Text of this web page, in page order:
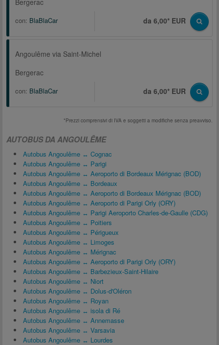
Bergerac
con: BlaBlaCar da 6,00* EUR
Angoulême via Saint-Michel
Bergerac
con: BlaBlaCar da 6,00* EUR
*Prezzi comprensivi di IVA e soggetti a modifiche senza preavviso.
AUTOBUS DA ANGOULÊME
Autobus Angoulême ↔ Cognac
Autobus Angoulême ↔ Parigi
Autobus Angoulême ↔ Aeroporto di Bordeaux Mérignac (BOD)
Autobus Angoulême ↔ Bordeaux
Autobus Angoulême ↔ Aeroporto di Bordeaux Mérignac (BOD)
Autobus Angoulême ↔ Aeroporto di Parigi Orly (ORY)
Autobus Angoulême ↔ Parigi Aeroporto Charles-de-Gaulle (CDG)
Autobus Angoulême ↔ Poitiers
Autobus Angoulême ↔ Périgueux
Autobus Angoulême ↔ Limoges
Autobus Angoulême ↔ Mérignac
Autobus Angoulême ↔ Aeroporto di Parigi Orly (ORY)
Autobus Angoulême ↔ Barbezieux-Saint-Hilaire
Autobus Angoulême ↔ Niort
Autobus Angoulême ↔ Dolus-d'Oléron
Autobus Angoulême ↔ Royan
Autobus Angoulême ↔ isola di Ré
Autobus Angoulême ↔ Annemasse
Autobus Angoulême ↔ Varsavia
Autobus Angoulême ↔ Lourdes